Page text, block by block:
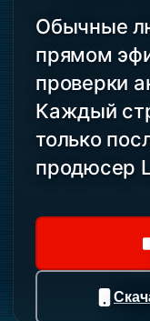
Обычные
прямом
проверки
Каждый
только
продюсер